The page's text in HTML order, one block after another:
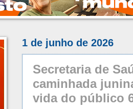
1 de junho de 2026
Secretaria de
caminhada
vida do público